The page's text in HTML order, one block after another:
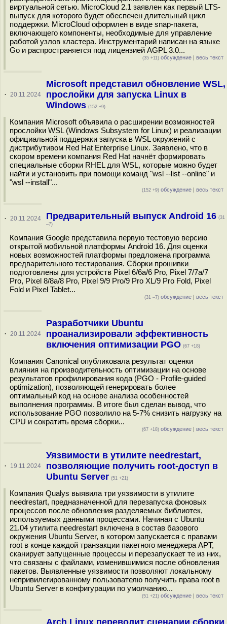
виртуальной сетью. MicroCloud 2.1 заявлен как первый LTS-
выпуск для которого будет обеспечен длительный цикл
поддержки. MicroCloud оформлен в виде snap-пакета,
включающего компоненты, необходимые для управление
работой узлов кластера. Инструментарий написан на языке
Go и распространяется под лицензией AGPL 3.0...
(35 +11) обсуждение | весь текст
· 20.11.2024
Microsoft представил обновление WSL,
прослойки для запуска Linux в
Windows (152 +9)
Компания Microsoft объявила о расширении возможностей
прослойки WSL (Windows Subsystem for Linux) и реализации
официальной поддержки запуска в WSL окружений с
дистрибутивом Red Hat Enterprise Linux. Заявлено, что в
скором времени компания Red Hat начнёт формировать
специальные сборки RHEL для WSL, которые можно будет
найти и установить при помощи команд "wsl --list --online" и
"wsl --install"...
(152 +9) обсуждение | весь текст
· 20.11.2024 Предварительный выпуск Android 16 (31
–7)
Компания Google представила первую тестовую версию
открытой мобильной платформы Android 16. Для оценки
новых возможностей платформы предложена программа
предварительного тестирования. Сборки прошивки
подготовлены для устройств Pixel 6/6a/6 Pro, Pixel 7/7a/7
Pro, Pixel 8/8a/8 Pro, Pixel 9/9 Pro/9 Pro XL/9 Pro Fold, Pixel
Fold и Pixel Tablet...
(31 –7) обсуждение | весь текст
· 20.11.2024
Разработчики Ubuntu
проанализировали эффективность
включения оптимизации PGO (67 +18)
Компания Canonical опубликовала результат оценки
влияния на производительность оптимизации на основе
результатов профилирования кода (PGO - Profile-guided
optimization), позволяющей генерировать более
оптимальный код на основе анализа особенностей
выполнения программы. В итоге был сделан вывод, что
использование PGO позволило на 5-7% снизить нагрузку на
CPU и сократить время сборки...
(67 +18) обсуждение | весь текст
· 19.11.2024
Уязвимости в утилите needrestart,
позволяющие получить root-доступ в
Ubuntu Server (51 +21)
Компания Qualys выявила три уязвимости в утилите
needrestart, предназначенной для перезапуска фоновых
процессов после обновления разделяемых библиотек,
используемых данными процессами. Начиная с Ubuntu
21.04 утилита needrestart включена в состав базового
окружения Ubuntu Server, в котором запускается с правами
root в конце каждой транзакции пакетного менеджера APT,
сканирует запущенные процессы и перезапускает те из них,
что связаны с файлами, изменившимися после обновления
пакетов. Выявленные уязвимости позволяют локальному
непривилегированному пользователю получить права root в
Ubuntu Server в конфигурации по умолчанию...
(51 +21) обсуждение | весь текст
Arch Linux переводит сценарии сборки